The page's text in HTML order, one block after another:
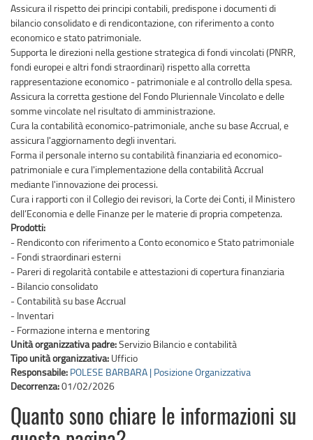
Assicura il rispetto dei principi contabili, predispone i documenti di
bilancio consolidato e di rendicontazione, con riferimento a conto
economico e stato patrimoniale.
Supporta le direzioni nella gestione strategica di fondi vincolati (PNRR,
fondi europei e altri fondi straordinari) rispetto alla corretta
rappresentazione economico - patrimoniale e al controllo della spesa.
Assicura la corretta gestione del Fondo Pluriennale Vincolato e delle
somme vincolate nel risultato di amministrazione.
Cura la contabilità economico-patrimoniale, anche su base Accrual, e
assicura l'aggiornamento degli inventari.
Forma il personale interno su contabilità finanziaria ed economico-
patrimoniale e cura l'implementazione della contabilità Accrual
mediante l'innovazione dei processi.
Cura i rapporti con il Collegio dei revisori, la Corte dei Conti, il Ministero
dell’Economia e delle Finanze per le materie di propria competenza.
Prodotti:
- Rendiconto con riferimento a Conto economico e Stato patrimoniale
- Fondi straordinari esterni
- Pareri di regolarità contabile e attestazioni di copertura finanziaria
- Bilancio consolidato
- Contabilità su base Accrual
- Inventari
- Formazione interna e mentoring
Unità organizzativa padre:Servizio Bilancio e contabilità
Tipo unità organizzativa: Ufficio
Responsabile: POLESE BARBARA | Posizione Organizzativa
Decorrenza:01/02/2026
Quanto sono chiare le informazioni su